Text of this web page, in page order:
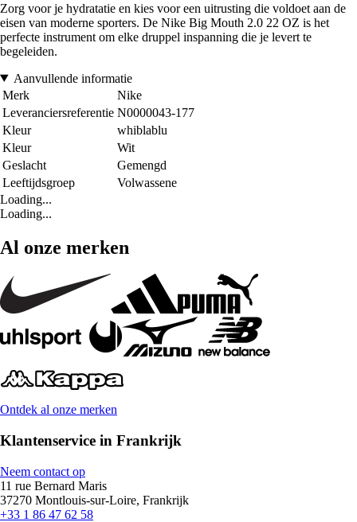
Zorg voor je hydratatie en kies voor een uitrusting die voldoet aan de
eisen van moderne sporters. De Nike Big Mouth 2.0 22 OZ is het
perfecte instrument om elke druppel inspanning die je levert te
begeleiden.
Aanvullende informatie
Merk
Nike
Leveranciersreferentie N0000043-177
Kleur
whiblablu
Kleur
Wit
Geslacht
Gemengd
Leeftijdsgroep
Volwassene
Loading...
Loading...
Al onze merken
Ontdek al onze merken
Klantenservice in Frankrijk
Neem contact op
11 rue Bernard Maris
37270 Montlouis-sur-Loire, Frankrijk
+33 1 86 47 62 58